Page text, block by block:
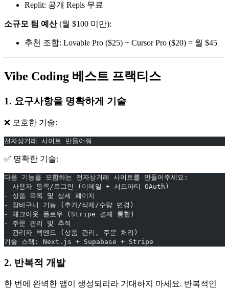
Replit: 공개 Repls 무료
소규모 팀 예산(월 $100 미만):
추천 조합: Lovable Pro ($25) + Cursor Pro ($20) = 월 $45
Vibe Coding 베스트 프랙티스
1. 요구사항을 명확하게 기술
❌ 모호한 기술:
전자상거래 사이트 만들어줘
✅ 명확한 기술:
다음 기능을 포함하는 전자상거래 사이트를 만들어주세요:
- 사용자 등록/로그인 (이메일 + 서드파티 OAuth)
- 상품 목록 및 상세 페이지
- 장바구니 기능 (추가/삭제/수량 변경)
- 체크아웃 플로우 (Stripe 결제 통합)
- 주문 관리 및 추적
- 관리자 백엔드 (상품 관리, 주문 처리)
기술 스택: Next.js + Supabase + Stripe
2. 반복적 개발
한 번에 완벽한 앱이 생성되리라 기대하지 마세요. 반복적인